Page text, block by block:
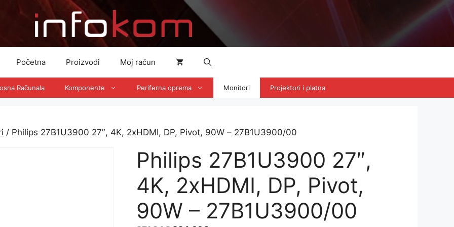
Početna Proizvodi Moj račun
Računala Komponente Periferna oprema Monitori Projektori i platna
/ Philips 27B1U3900 27″, 4K, 2xHDMI, DP, Pivot, 90W – 27B1U3900/00
Philips 27B1U3900 27″,
4K, 2xHDMI, DP, Pivot,
90W – 27B1U3900/00